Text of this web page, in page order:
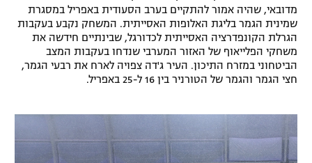
מדיניות פרטיות
תקנון פעילות ספורט 1
רשיון להקרנה פומבית לבית עסק
הצטרפות לחבילת הערוצים
לוח דרושים – ג'ובנט
גיימינג E-Sports
מדובאי, שהיה אמור להתקיים בערב הסעודית באפריל במסגרת
שמינית הגמר בליגת האלופות האסייתית. המשחק נקבע בעקבות
הגרלת הקונפדרציה האסייתית לכדורגל, שבינתיים חידשה את
משחקי הפלייאוף של האזור המערבי שנדחו בעקבות המצב
הביטחוני במזרח התיכון. העיר ג'דה צפויה לארח את רבעי הגמר,
חצי הגמר והגמר של הטורניר בין 16 ל-25 באפריל.